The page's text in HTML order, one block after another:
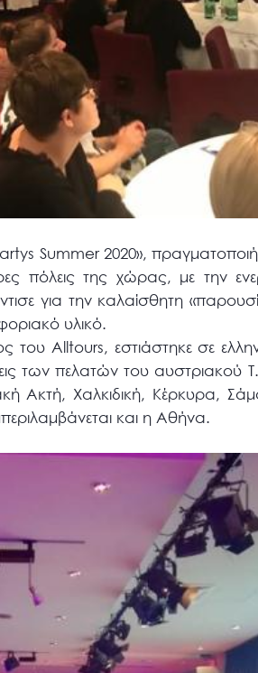
Summer 2020»,
πόλεις της χώρας, με την
για την καλαίσθητη
υλικό.
Alltours, εστιάστηκε σε
των πελατών του αυστριακού
Ακτή, Χαλκιδική, Κέρκυρα,
και η Αθήνα.